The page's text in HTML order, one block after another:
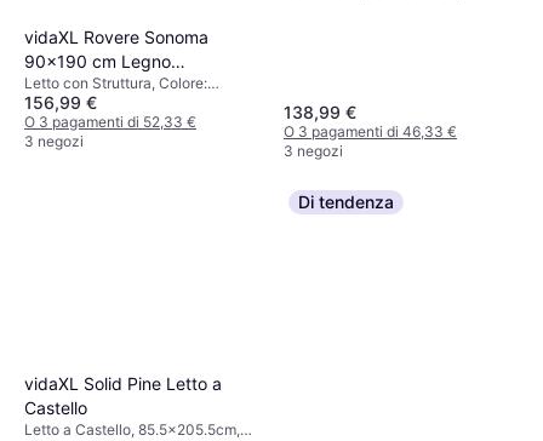
vidaXL Rovere Sonoma
90x190 cm Legno
Ingegnerizzato Letto con
Struttura
Letto con Struttura, Colore:
Marrone, Naturale, Materiale:
Quercia, Legno
156,99 €
O 3 pagamenti di 52,33 €
3 negozi
138,99 €
O 3 pagamenti di 46,33 €
3 negozi
vidaXL Solid Pine Letto a
Castello
Letto a Castello, 85.5x205.5cm,
Di tendenza